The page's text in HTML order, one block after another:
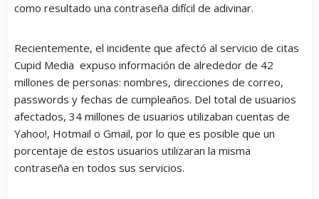
como resultado una contraseña difícil de adivinar.
Recientemente, el incidente que afectó al servicio de citas
Cupid Media expuso información de alrededor de 42
millones de personas: nombres, direcciones de correo,
passwords y fechas de cumpleaños. Del total de usuarios
afectados, 34 millones de usuarios utilizaban cuentas de
Yahoo!, Hotmail o Gmail, por lo que es posible que un
porcentaje de estos usuarios utilizaran la misma
contraseña en todos sus servicios.